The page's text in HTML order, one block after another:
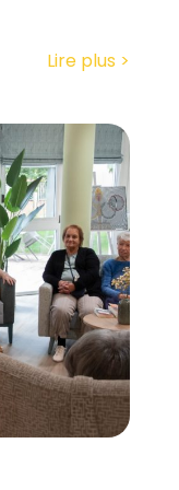
Lire plus >